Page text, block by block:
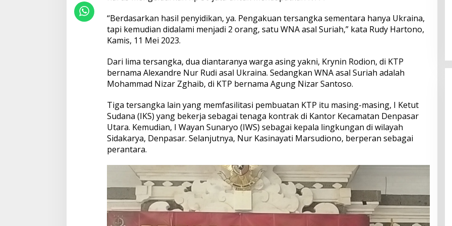
e
s
i
e
e
r
D
b
a
w
a
P
e
s
i
d
“Berdasarkan hasil penyidikan, ya. Pengakuan tersangka sementara hanya Ukraina,
tapi kemudian didalami menjadi 2 orang, satu WNA asal Suriah,” kata Rudy Hartono,
Kamis, 11 Mei 2023.
Dari lima tersangka, dua diantaranya warga asing yakni, Krynin Rodion, di KTP
bernama Alexandre Nur Rudi asal Ukraina. Sedangkan WNA asal Suriah adalah
Mohammad Nizar Zghaib, di KTP bernama Agung Nizar Santoso.
Tiga tersangka lain yang memfasilitasi pembuatan KTP itu masing-masing, I Ketut
Sudana (IKS) yang bekerja sebagai tenaga kontrak di Kantor Kecamatan Denpasar
Utara. Kemudian, I Wayan Sunaryo (IWS) sebagai kepala lingkungan di wilayah
Sidakarya, Denpasar. Selanjutnya, Nur Kasinayati Marsudiono, berperan sebagai
perantara.
Perkuat Ekosistem Pariwisata
dan Serapan Investasi, Sira
Village Grand Outlet Bali Resmi